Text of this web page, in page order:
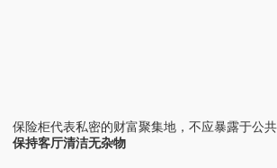
保险柜代表私密的财富聚集地，不应暴露于公
保持客厅清洁无杂物